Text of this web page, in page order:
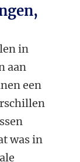
in
aan
een
was in